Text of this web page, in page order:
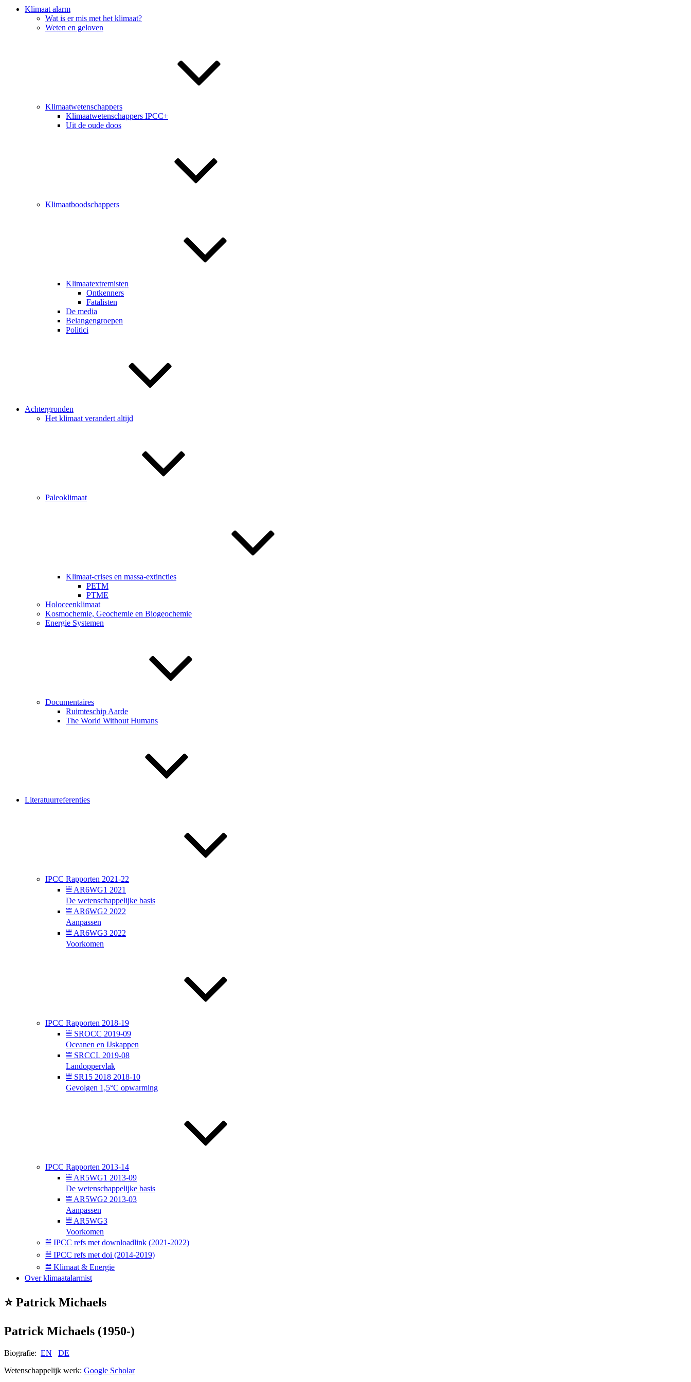
͘͘͘Klimaat alarm
͘͘͘Wat is er mis met het klimaat?
͘͘͘Weten en geloven
͘͘͘Klimaatwetenschappers
͘͘͘Klimaatwetenschappers IPCC+
͘͘͘Uit de oude doos
͘͘͘Klimaatboodschappers
͘͘͘Klimaatextremisten
͘͘͘Ontkenners
͘͘͘Fatalisten
͘͘͘De media
͘͘͘Belangengroepen
͘͘͘Politici
͘͘Achtergronden
͘͘Het klimaat verandert altijd
͘͘Paleoklimaat
͘͘Klimaat-crises en massa-extincties
PETM
PTME
͘͘Holoceenklimaat
Kosmochemie, Geochemie en Biogeochemie
Energie Systemen
Documentaires
Ruimteschip Aarde
The World Without Humans
͘Literatuurreferenties
͘IPCC Rapporten 2021-22
⩸ AR6WG1 2021
De wetenschappelijke basis
⩸ AR6WG2 2022
Aanpassen
⩸ AR6WG3 2022
Voorkomen
͘IPCC Rapporten 2018-19
⩸ SROCC 2019-09
Oceanen en IJskappen
⩸ SRCCL 2019-08
Landoppervlak
⩸ SR15 2018 2018-10
Gevolgen 1,5°C opwarming
͘IPCC Rapporten 2013-14
⩸ AR5WG1 2013-09
De wetenschappelijke basis
⩸ AR5WG2 2013-03
Aanpassen
⩸ AR5WG3
Voorkomen
⩸ IPCC refs met downloadlink (2021-2022)
⩸ IPCC refs met doi (2014-2019)
⩸ Klimaat & Energie
Over klimaatalarmist
⭐ Patrick Michaels
Patrick Michaels (1950-)
Biografie: EN
DE
Wetenschappelijk werk: Google Scholar